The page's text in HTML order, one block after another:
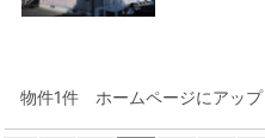
物件1件 ホームページにアップ